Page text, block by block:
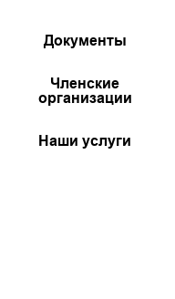
Документы
Членские
организации
Наши услуги